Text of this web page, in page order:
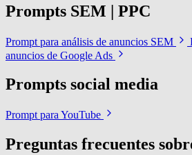
Prompts SEM | PPC
Prompt para análisis de anuncios SEM
anuncios de Google Ads
Prompts social media
Prompt para YouTube
Preguntas frecuentes